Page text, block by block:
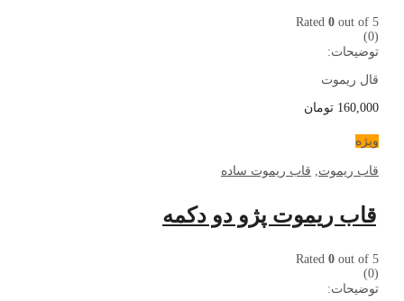
Rated 0 out of 5
(0)
توضیحات:
قال ریموت
160,000 تومان
ویژه
قاب ریموت قاب ریموت ساده
قاب ریموت پژو دو دکمه
Rated 0 out of 5
(0)
توضیحات: